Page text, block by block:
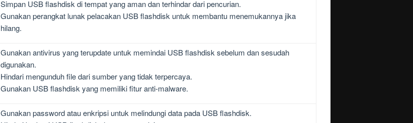
Simpan USB flashdisk di tempat yang aman dan terhindar dari pencurian.
Gunakan perangkat lunak pelacakan USB flashdisk untuk membantu menemukannya jika
hilang.
Gunakan antivirus yang terupdate untuk memindai USB flashdisk sebelum dan sesudah
digunakan.
Hindari mengunduh file dari sumber yang tidak terpercaya.
Gunakan USB flashdisk yang memiliki fitur anti-malware.
Gunakan password atau enkripsi untuk melindungi data pada USB flashdisk.